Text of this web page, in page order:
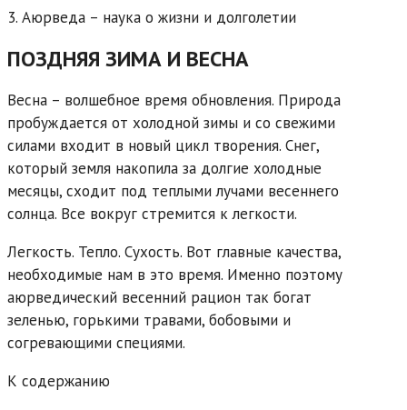
3. Аюрведа – наука о жизни и долголетии
ПОЗДНЯЯ ЗИМА И ВЕСНА
Весна – волшебное время обновления. Природа
пробуждается от холодной зимы и со свежими
силами входит в новый цикл творения. Снег,
который земля накопила за долгие холодные
месяцы, сходит под теплыми лучами весеннего
солнца. Все вокруг стремится к легкости.
Легкость. Тепло. Сухость. Вот главные качества,
необходимые нам в это время. Именно поэтому
аюрведический весенний рацион так богат
зеленью, горькими травами, бобовыми и
согревающими специями.
К содержанию